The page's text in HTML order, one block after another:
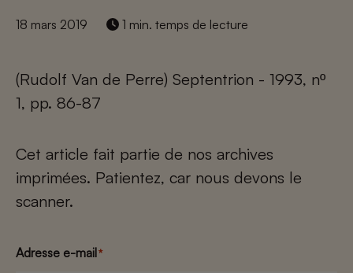
18 mars 2019 1 min. temps de lecture
(Rudolf Van de Perre) Septentrion - 1993, nº
1, pp. 86-87
Cet article fait partie de nos archives
imprimées. Patientez, car nous devons le
scanner.
Adresse e-mail*